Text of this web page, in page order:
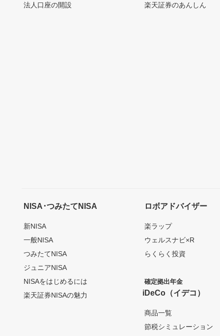
法人口座の開設
楽天証券のあんしん
NISA･つみたてNISA
新NISA
一般NISA
つみたてNISA
ジュニアNISA
NISAをはじめるには
楽天証券NISAの魅力
ロボアドバイザー
楽ラップ
ウェルスナビ×R
らくらく投資
確定拠出年金
iDeCo（イデコ）
商品一覧
節税シミュレーション